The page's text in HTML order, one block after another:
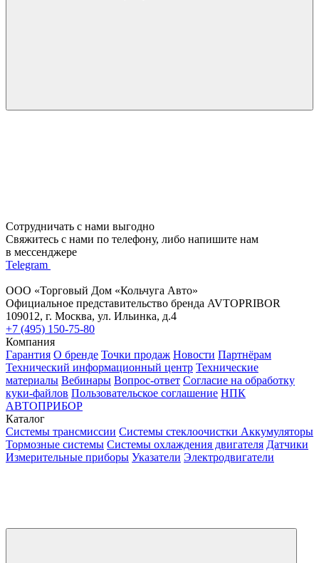
Сотрудничать с нами выгодно
Свяжитесь с нами по телефону, либо напишите нам
в мессенджере
Telegram
ООО «Торговый Дом «Кольчуга Авто»
Официальное представительство бренда AVTOPRIBOR
109012, г. Москва, ул. Ильинка, д.4
+7 (495) 150-75-80
Компания
Гарантия О бренде Точки продаж Новости Партнёрам
Технический информационный центр Технические
материалы Вебинары Вопрос-ответ Согласие на обработку
куки-файлов Пользовательское соглашение НПК
АВТОПРИБОР
Каталог
Системы трансмиссии Системы стеклоочистки Аккумуляторы
Тормозные системы Системы охлаждения двигателя Датчики
Измерительные приборы Указатели Электродвигатели